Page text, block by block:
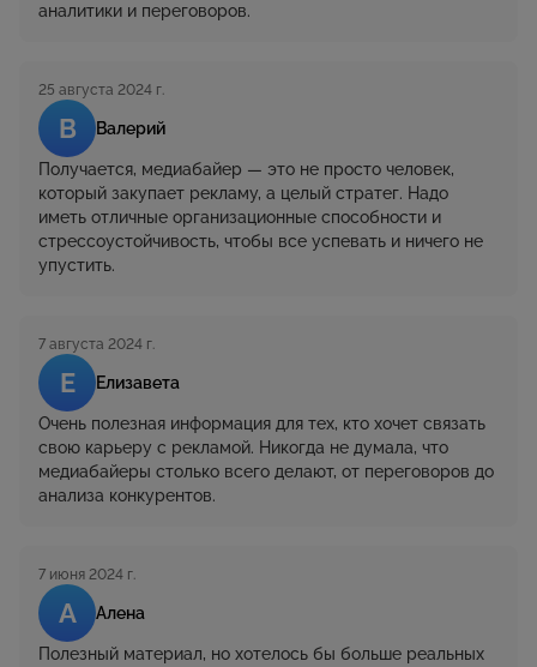
аналитики и переговоров.
В Валерий
25 августа 2024 г.
Получается, медиабайер — это не просто человек,
который закупает рекламу, а целый стратег. Надо
иметь отличные организационные способности и
стрессоустойчивость, чтобы все успевать и ничего не
упустить.
Е Елизавета
7 августа 2024 г.
Очень полезная информация для тех, кто хочет связать
свою карьеру с рекламой. Никогда не думала, что
медиабайеры столько всего делают, от переговоров до
анализа конкурентов.
А Алена
7 июня 2024 г.
Полезный материал, но хотелось бы больше реальных